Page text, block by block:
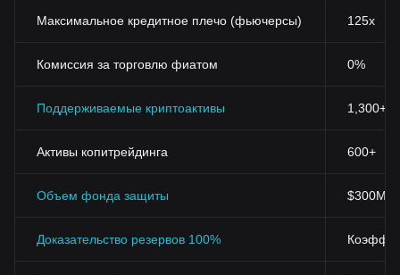
Максимальное кредитное плечо (фьючерсы) 125x
Комиссия за торговлю фиатом 0%
Поддерживаемые криптоактивы 1,300+
Активы копитрейдинга 600+
Объем фонда защиты $300M+
Доказательство резервов 100%